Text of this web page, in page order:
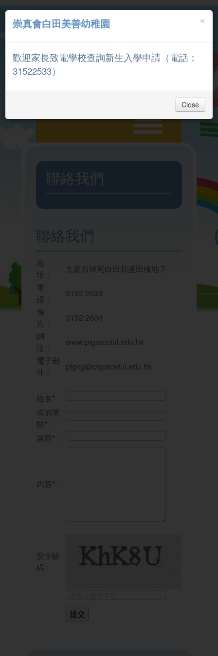
×
崇真會白田美善幼稚園
歡迎家長致電學校查詢新生入學申請（電話：
31522533）
Close
主頁
我們的學校
校園生活
聯絡我們
聯絡我們
地
址：
九龍石硤尾白田邨盛田樓地下
電
話：
3152 2533
傳
真：
3152 2604
網
址：
www.ptgraceful.edu.hk
電子郵
件：
ptgkg@ptgraceful.edu.hk
姓名*
你的電
郵* :
題目* :
內容* :
安全驗
碼 :